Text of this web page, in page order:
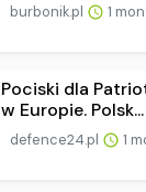
burbonik.pl 1
Pociski dla
w Europie. Polsk...
defence24.pl 1